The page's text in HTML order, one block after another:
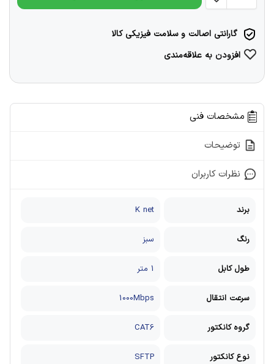
گارانتی اصالت و سلامت فیزیکی کالا
افزودن به علاقه‌مندی
مشخصات فنی
توضیحات
نظرات کاربران
برند K net
رنگ سبز
طول کابل 1 متر
سرعت انتقال 1000Mbps
گروه کانکتور CAT6
نوع کانکتور SFTP